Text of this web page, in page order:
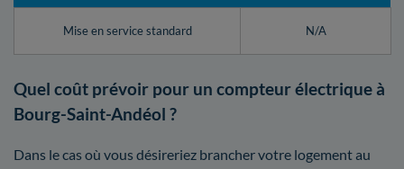
Mise en service standard N/A
Quel coût prévoir pour un compteur électrique à
Bourg-Saint-Andéol ?
Dans le cas où vous désireriez brancher votre logement au